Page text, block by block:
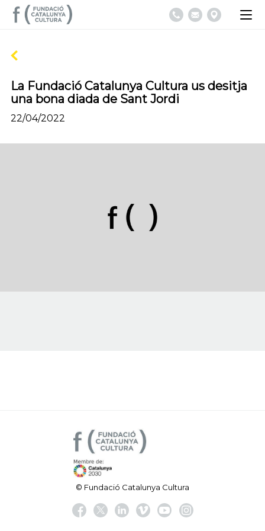
La Fundació Catalunya Cultura us desitja
una bona diada de Sant Jordi
22/04/2022
© Fundació Catalunya Cultura